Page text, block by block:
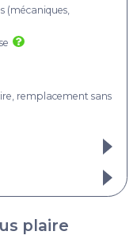
(mécaniques,
remplacement sans
générales
plaire